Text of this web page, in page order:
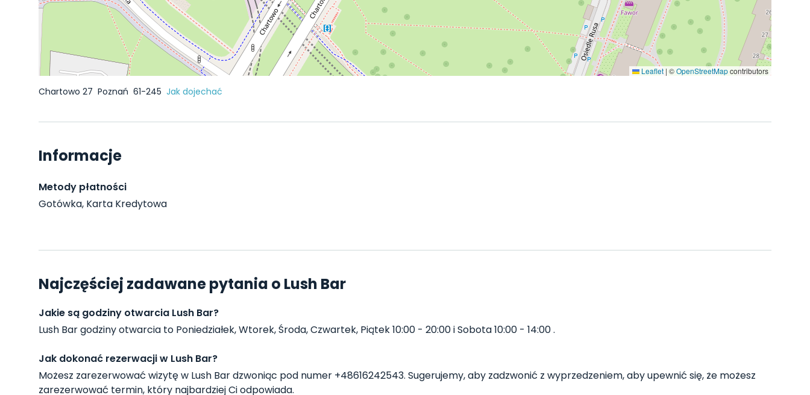
Leaflet | ©OpenStreetMapcontributors
Chartowo 27 Poznań 61-245 Jak dojechać
Informacje
Metody płatności
Gotówka, Karta Kredytowa
Najczęściej zadawane pytania o Lush Bar
Jakie są godziny otwarcia Lush Bar?
Lush Bar godziny otwarcia to Poniedziałek, Wtorek, Środa, Czwartek, Piątek 10:00 - 20:00 i Sobota 10:00 - 14:00 .
Jak dokonać rezerwacji w Lush Bar?
Możesz zarezerwować wizytę w Lush Bar dzwoniąc pod numer +48616242543. Sugerujemy, aby zadzwonić z wyprzedzeniem, aby upewnić się, że możesz
zarezerwować termin, który najbardziej Ci odpowiada.